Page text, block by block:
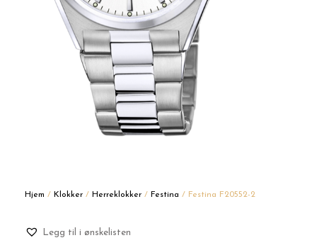
Hjem / Klokker / Herreklokker / Festina / Festina F20552-2
Legg til i ønskelisten